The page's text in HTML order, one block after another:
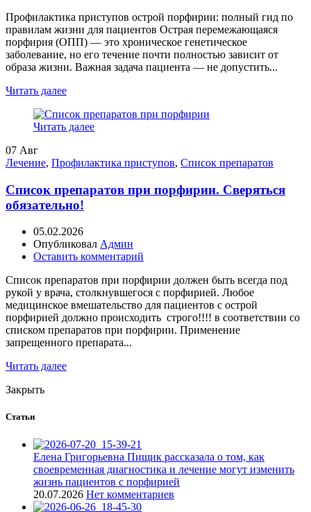
Профилактика приступов острой порфирии: полный гид по
правилам жизни для пациентов Острая перемежающаяся
порфирия (ОПП) — это хроническое генетическое
заболевание, но его течение почти полностью зависит от
образа жизни. Важная задача пациента — не допустить...
Читать далее
Читать далее
07 Авг
Лечение, Профилактика приступов, Список препаратов
Список препаратов при порфирии. Сверяться
обязательно!
05.02.2026
Опубликовал Админ
Оставить комментарий
Список препаратов при порфирии должен быть всегда под
рукой у врача, столкнувшегося с порфирией. Любое
медицинское вмешательство для пациентов с острой
порфирией должно происходить строго!!!! в соответствии со
списком препаратов при порфирии. Применение
запрещенного препарата...
Читать далее
Закрыть
Статьи
Елена Григорьевна Пищик рассказала о том, как
своевременная диагностика и лечение могут изменить
жизнь пациентов с порфирией
20.07.2026 Нет комментариев